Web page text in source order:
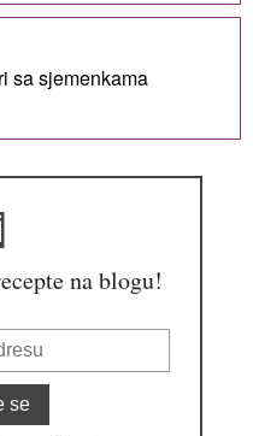
sa sjemenkama
na blogu!
se